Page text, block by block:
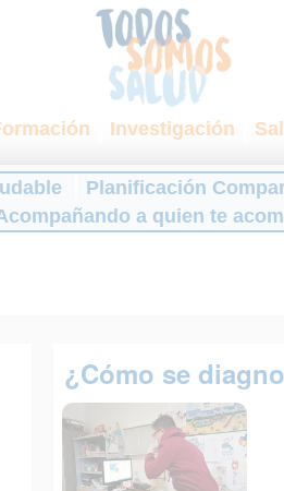
Investigación
Planificación
a quien te
¿Cómo se